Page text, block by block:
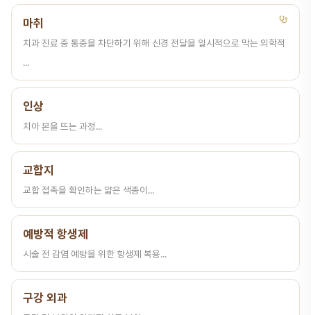
마취
치과 진료 중 통증을 차단하기 위해 신경 전달을 일시적으로 막는 의학적
...
인상
치아 본을 뜨는 과정...
교합지
교합 접촉을 확인하는 얇은 색종이...
예방적 항생제
시술 전 감염 예방을 위한 항생제 복용...
구강 외과